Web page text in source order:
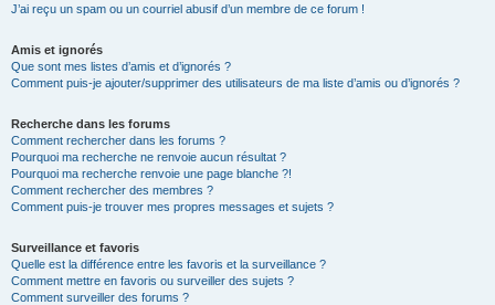
J’ai reçu un spam ou un courriel abusif d’un membre de ce forum !
Amis et ignorés
Que sont mes listes d’amis et d’ignorés ?
Comment puis-je ajouter/supprimer des utilisateurs de ma liste d’amis ou d’ignorés ?
Recherche dans les forums
Comment rechercher dans les forums ?
Pourquoi ma recherche ne renvoie aucun résultat ?
Pourquoi ma recherche renvoie une page blanche ?!
Comment rechercher des membres ?
Comment puis-je trouver mes propres messages et sujets ?
Surveillance et favoris
Quelle est la différence entre les favoris et la surveillance ?
Comment mettre en favoris ou surveiller des sujets ?
Comment surveiller des forums ?